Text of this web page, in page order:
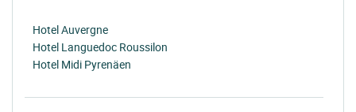
Hotel Auvergne
Hotel Languedoc Roussilon
Hotel Midi Pyrenäen